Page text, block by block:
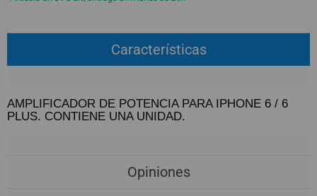
HORARIO de TIENDA:
Lunes a Viernes 09:30h a 20:00h
info@preciosadictos.com
REGISTRO PROFESIONAL
Características
AMPLIFICADOR DE POTENCIA PARA IPHONE 6 / 6
PLUS. CONTIENE UNA UNIDAD.
Opiniones